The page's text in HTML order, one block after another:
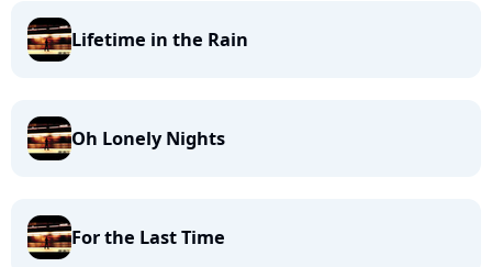
Lifetime in the Rain
Oh Lonely Nights
For the Last Time